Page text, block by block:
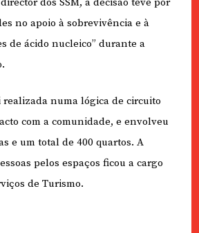
no apoio à sobrevivência e à
de ácido nucleico” durante a
numa lógica de circuito
com a comunidade, e envolveu
e um total de 400 quartos. A
pelos espaços ficou a cargo
de Turismo.